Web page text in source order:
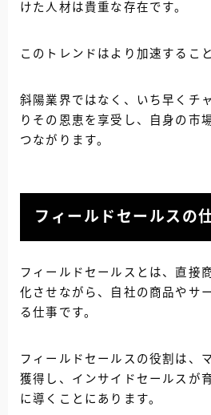
けた人材は貴重な存在です。
このトレンドはより加速するこ
斜陽業界ではなく、いち早くチ
りその恩恵を享受し、自身の市
つながります。
フィールドセールスの
フィールドセールスとは、直接
化させながら、自社の商品やサ
る仕事です。
フィールドセールスの役割は、
獲得し、インサイドセールスが
に導くことにあります。